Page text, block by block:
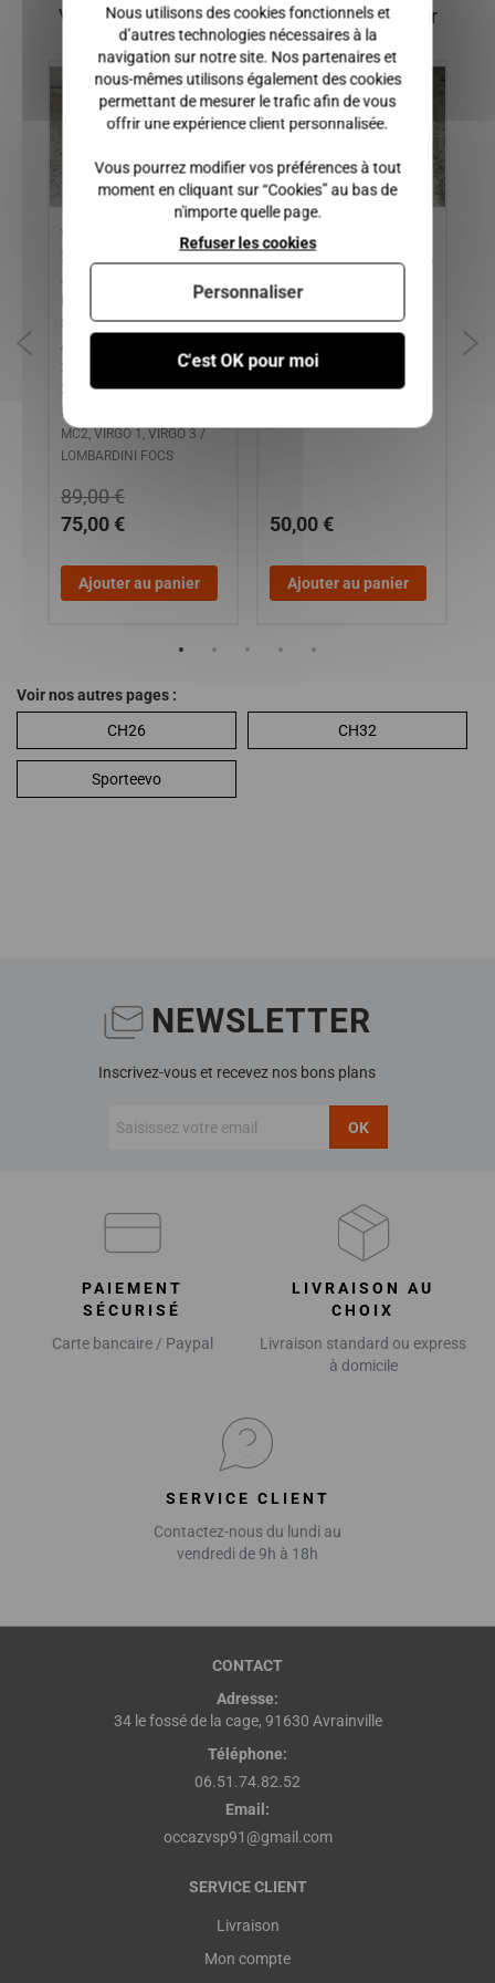
Vous pourriez également être intéressé par
Variateur Moteur avant
2008, BELLIER DIVANE,
JADE, OPALE / CHATENET
SPEEDINO, STELLA / JDM
ABACA, ALBIZIA, TITANE 1-
2-3 / LIGIER AMBRA, NOVA,
XTOO 1-2, XTOO MAX /
MICROCAR LYRA, MC1,
MC2, VIRGO 1, VIRGO 3 /
LOMBARDINI FOCS
75,00 €
89,00 €
Ajouter au panier
ETRIER DE FREIN ARRIERE
50,00 €
Ajouter au panier
Voir nos autres pages :
CH26
CH32
Sporteevo
NEWSLETTER
Inscrivez-vous et recevez nos bons plans
OK
PAIEMENT
SÉCURISÉ
Carte bancaire / Paypal
LIVRAISON AU
CHOIX
Livraison standard ou express
à domicile
SERVICE CLIENT
Contactez-nous du lundi au
vendredi de 9h à 18h
CONTACT
Adresse:
34 le fossé de la cage, 91630 Avrainville
Téléphone:
06.51.74.82.52
Email:
occazvsp91@gmail.com
SERVICE CLIENT
Livraison
Mon compte
Nous utilisons des cookies fonctionnels et
d’autres technologies nécessaires à la
navigation sur notre site. Nos partenaires et
nous-mêmes utilisons également des cookies
permettant de mesurer le trafic afin de vous
offrir une expérience client personnalisée.
Vous pourrez modifier vos préférences à tout
moment en cliquant sur “Cookies” au bas de
n'importe quelle page.
C'est OK pour moi
Refuser les cookies
Personnaliser